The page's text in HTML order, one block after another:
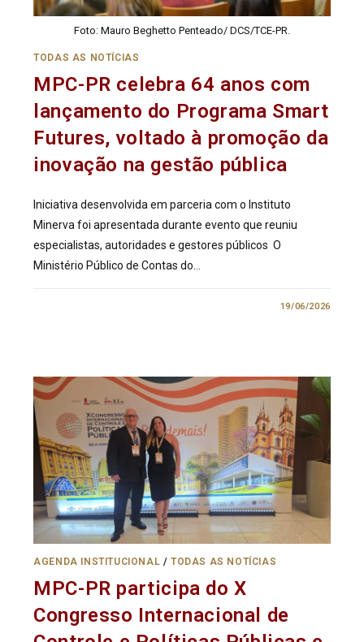
Foto: Mauro Beghetto Penteado/ DCS/TCE-PR.
TODAS AS NOTÍCIAS
MPC-PR celebra 64 anos com
lançamento do Programa Smart
Futures, voltado à promoção da
inovação na gestão pública
Iniciativa desenvolvida em parceria com o Instituto
Minerva foi apresentada durante evento que reuniu
especialistas, autoridades e gestores públicos O
Ministério Público de Contas do…
19/06/2026
AGENDA INSTITUCIONAL /TODAS AS NOTÍCIAS
MPC-PR participa do X
Congresso Internacional de